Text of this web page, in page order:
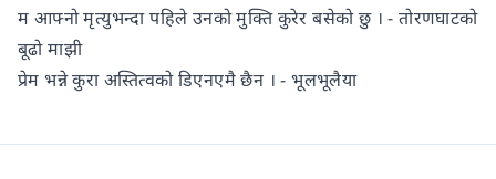
म आफ्नो मृत्युभन्दा पहिले उनको मुक्ति कुरेर बसेको छु । - तोरणघाटको
बूढो माझी
प्रेम भन्ने कुरा अस्तित्वको डिएनएमै छैन । - भूलभूलैया